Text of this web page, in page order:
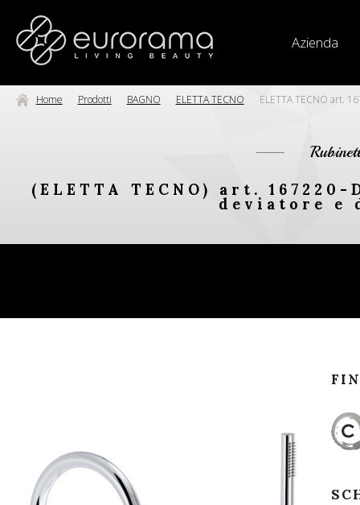
Azienda
Home Prodotti BAGNO ELETTA TECNO ELETTA TECNO art.
(ELETTA TECNO) art.
deviatore e